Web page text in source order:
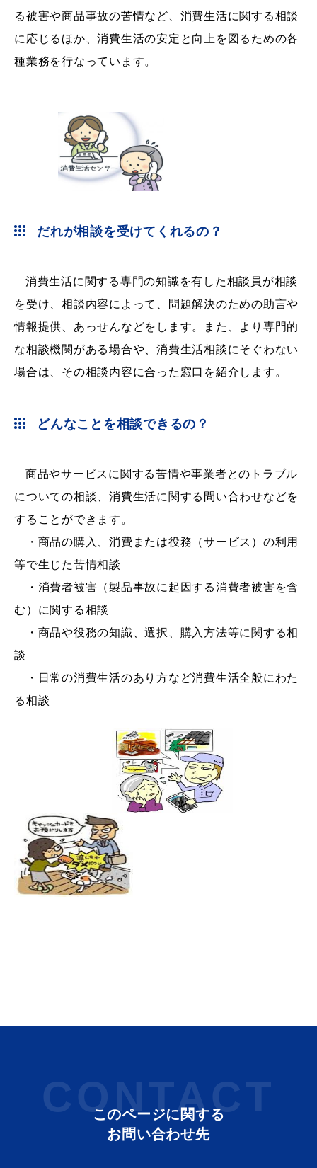
引っ越し・住まい 就職・退職
高齢者・介護
届出・証明 税金
ごみ・リサイクル 支援・助成制度
防災・消防
敬老福祉乗車券
公共施設
防災・防犯メール
気象情報リンク集
ごみ分別早見表
る被害や商品事故の苦情など、消費生活に関する相談
に応じるほか、消費生活の安定と向上を図るための各
種業務を行なっています。
だれが相談を受けてくれるの？
消費生活に関する専門の知識を有した相談員が相談
を受け、相談内容によって、問題解決のための助言や
情報提供、あっせんなどをします。また、より専門的
な相談機関がある場合や、消費生活相談にそぐわない
場合は、その相談内容に合った窓口を紹介します。
どんなことを相談できるの？
商品やサービスに関する苦情や事業者とのトラブル
についての相談、消費生活に関する問い合わせなどを
することができます。
・商品の購入、消費または役務（サービス）の利用
等で生じた苦情相談
・消費者被害（製品事故に起因する消費者被害を含
む）に関する相談
・商品や役務の知識、選択、購入方法等に関する相
談
・日常の消費生活のあり方など消費生活全般にわた
る相談
CONTACT
このページに関する
お問い合わせ先